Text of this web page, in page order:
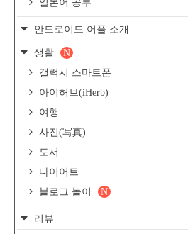
일본어 공부
안드로이드 어플 소개
생활
N
갤럭시 스마트폰
아이허브(iHerb)
여행
사진(写真)
도서
다이어트
블로그 놀이
N
리뷰